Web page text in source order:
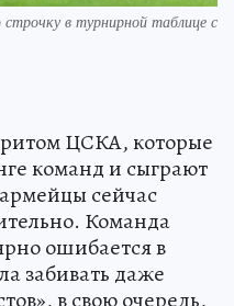
в турнирной таблице с
ЦСКА, которые
команд и сыграют
сейчас
Команда
ошибается в
забивать даже
в свою очередь,